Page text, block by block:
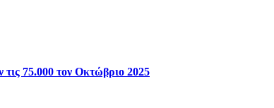
75.000 τον Οκτώβριο 2025